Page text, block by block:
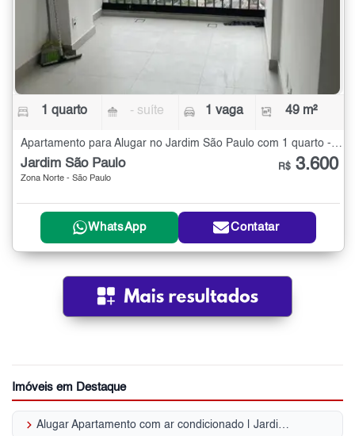
1 quarto - suíte 1 vaga 49 m²
Jardim São Paulo
Zona Norte - São Paulo
R$ 3.600
WhatsApp Contatar
Imóveis em Destaque
keyboard_arrow_right Alugar Apartamento com ar condicionado | Jardim São Paulo